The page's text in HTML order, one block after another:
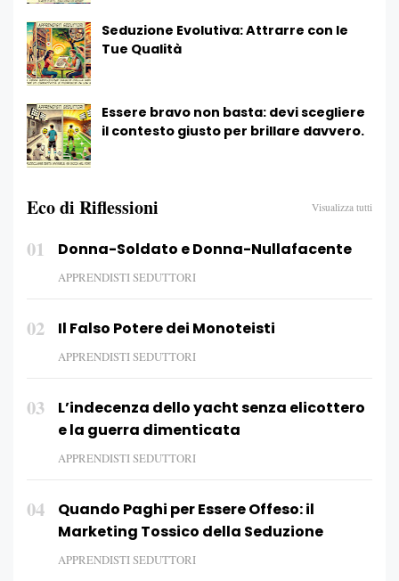
Seduzione Evolutiva: Attrarre con le
Tue Qualità
Essere bravo non basta: devi scegliere
il contesto giusto per brillare davvero.
Eco di Riflessioni Visualizza tutti
01 Donna-Soldato e Donna-Nullafacente
APPRENDISTI SEDUTTORI
02 Il Falso Potere dei Monoteisti
APPRENDISTI SEDUTTORI
03
L’indecenza dello yacht senza elicottero
e la guerra dimenticata
APPRENDISTI SEDUTTORI
04
Quando Paghi per Essere Offeso: il
Marketing Tossico della Seduzione
APPRENDISTI SEDUTTORI